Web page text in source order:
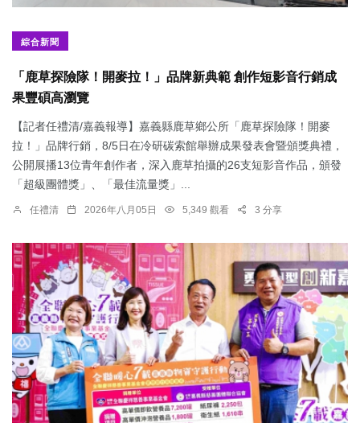
綜合新聞
「鹿草探險隊！開麥拉！」品牌新典範 創作短影音行銷成
果豐碩高瀏覽
【記者任禮清/嘉義報導】嘉義縣鹿草鄉公所「鹿草探險隊！開麥
拉！」品牌行銷，8/5日在冷研碳索館舉辦成果發表會暨頒獎典禮，
公開展播13位青年創作者，深入鹿草拍攝的26支短影音作品，頒發
「超級團體獎」、「最佳流量獎」...
任禮清 2026年八月05日 5,349 觀看 3 分享